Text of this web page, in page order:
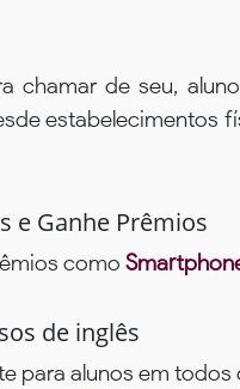
chamar de seu,
estabelecimentos
e Ganhe Prêmios
como
de inglês
para alunos em todos